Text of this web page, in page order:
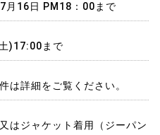
月16日 PM18：00まで
)17:00まで
は詳細をご覧ください。
はジャケット着用（ジーパン